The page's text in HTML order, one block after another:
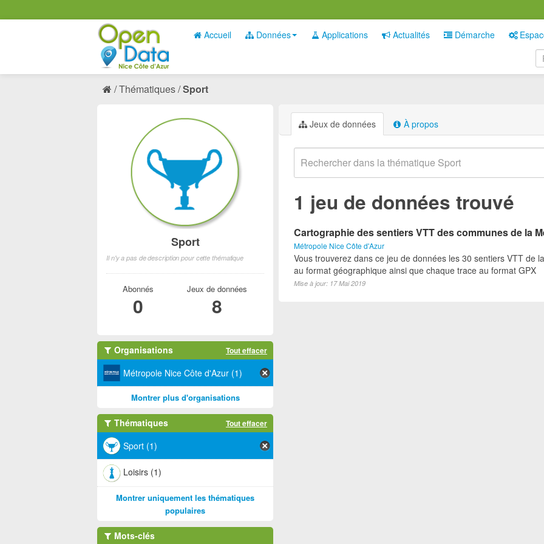
Accueil Données Applications Actualités Démarche
Thématiques Sport
Jeux de données À propos
1 jeu de données trouvé
Cartographie des sentiers VTT des communes de la
Métropole Nice Côte d'Azur
Vous trouverez dans ce jeu de données les 30 sentiers VTT de
au format géographique ainsi que chaque trace au format GPX
Mise à jour: 17 Mai 2019
Sport
Il n'y a pas de description pour cette thématique
Abonnés
0
Jeux de données
8
Organisations Tout effacer
Métropole Nice Côte d'Azur (1)
Montrer plus d'organisations
Thématiques Tout effacer
Sport (1)
Loisirs (1)
Montrer uniquement les thématiques
populaires
Mots-clés